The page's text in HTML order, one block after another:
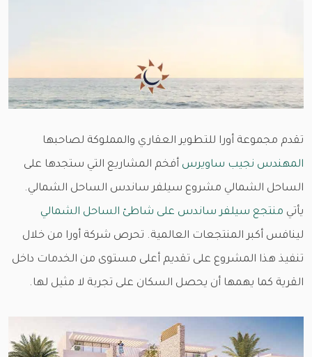
تقدم مجموعة أورا للتطوير العقاري والمملوكة لصاحبها
المهندس نجيب ساويرس أفخم المشاريع التي ستجدها على
الساحل الشمالي مشروع سيلفر ساندس الساحل الشمالي.
يأتي منتجع سيلفر ساندس على شاطئ الساحل الشمالي
لينافس أكبر المنتجعات العالمية. تحرص شركة أورا من خلال
تنفيذ هذا المشروع على تقديم أعلى مستوى من الخدمات داخل
القرية كما يهمها أن يحصل السكان على تجربة لا مثيل لها.